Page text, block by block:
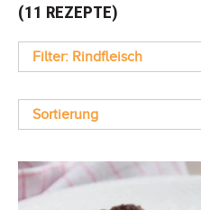
(11 REZEPTE)
Filter: Rindfleisch
Sortierung